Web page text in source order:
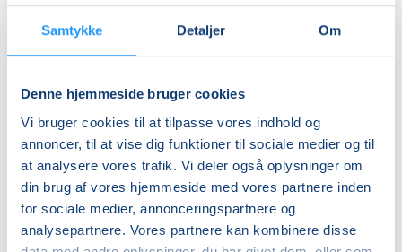
Samtykke Detaljer Om
Denne hjemmeside bruger cookies
Vi bruger cookies til at tilpasse vores indhold og
annoncer, til at vise dig funktioner til sociale medier og til
at analysere vores trafik. Vi deler også oplysninger om
din brug af vores hjemmeside med vores partnere inden
for sociale medier, annonceringspartnere og
analysepartnere. Vores partnere kan kombinere disse
Nummer
262155
mandag 31.08.2026, kl. 10.45 - 12.15
Sidste mødegang
mandag 21.12.2026, kl. 10.45 - 12.15
Antal mødegange
15 mødegange
Adresse